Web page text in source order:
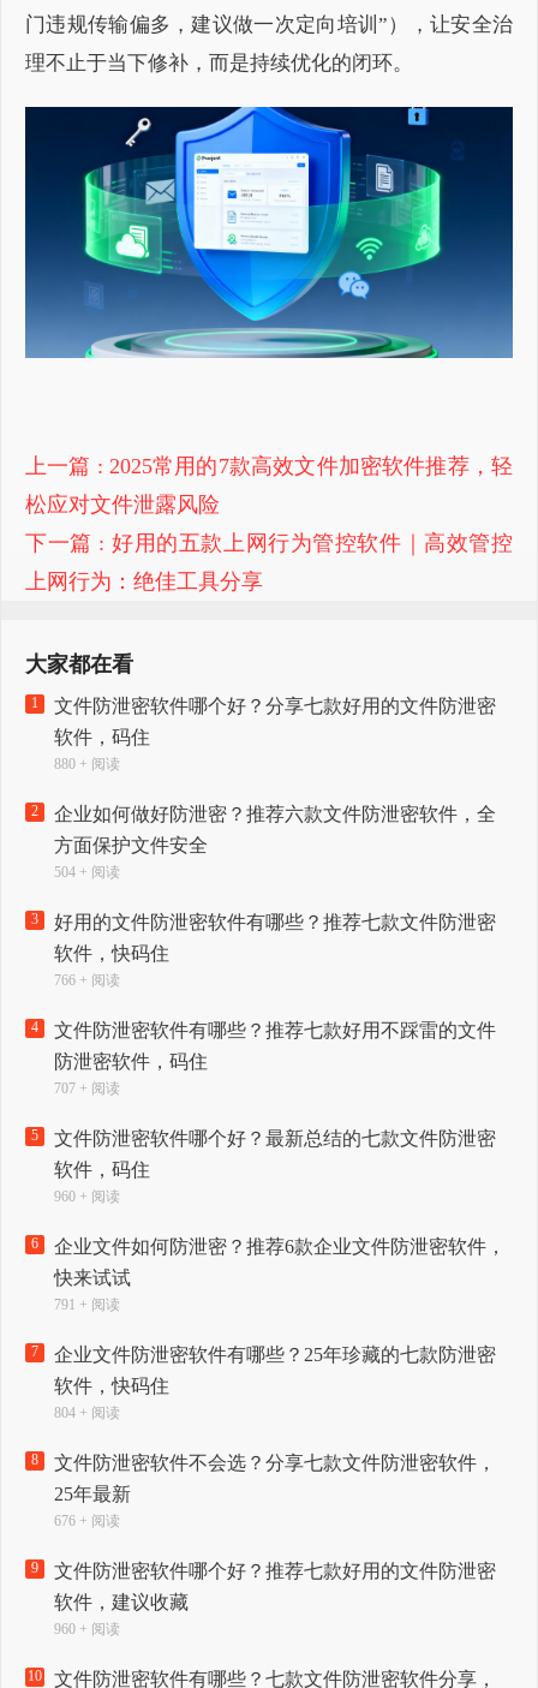
门违规传输偏多，建议做一次定向培训”），让安全治
理不止于当下修补，而是持续优化的闭环。
上一篇 : 2025常用的7款高效文件加密软件推荐，轻
松应对文件泄露风险
下一篇 : 好用的五款上网行为管控软件｜高效管控
上网行为：绝佳工具分享
大家都在看
1
文件防泄密软件哪个好？分享七款好用的文件防泄密
软件，码住
880 + 阅读
2
企业如何做好防泄密？推荐六款文件防泄密软件，全
方面保护文件安全
504 + 阅读
3
好用的文件防泄密软件有哪些？推荐七款文件防泄密
软件，快码住
766 + 阅读
4
文件防泄密软件有哪些？推荐七款好用不踩雷的文件
防泄密软件，码住
707 + 阅读
5
文件防泄密软件哪个好？最新总结的七款文件防泄密
软件，码住
960 + 阅读
6
企业文件如何防泄密？推荐6款企业文件防泄密软件，
快来试试
791 + 阅读
7
企业文件防泄密软件有哪些？25年珍藏的七款防泄密
软件，快码住
804 + 阅读
8
文件防泄密软件不会选？分享七款文件防泄密软件，
25年最新
676 + 阅读
9
文件防泄密软件哪个好？推荐七款好用的文件防泄密
软件，建议收藏
960 + 阅读
10 文件防泄密软件有哪些？七款文件防泄密软件分享，